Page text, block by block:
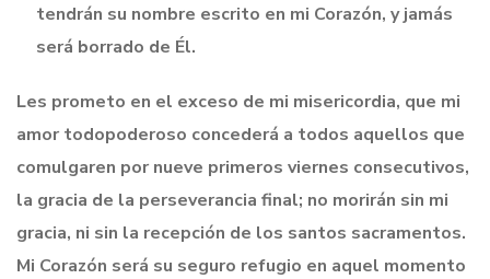
tendrán su nombre escrito en mi Corazón, y jamás
será borrado de Él.
Les prometo en el exceso de mi misericordia, que mi
amor todopoderoso concederá a todos aquellos que
comulgaren por nueve primeros viernes consecutivos,
la gracia de la perseverancia final; no morirán sin mi
gracia, ni sin la recepción de los santos sacramentos.
Mi Corazón será su seguro refugio en aquel momento